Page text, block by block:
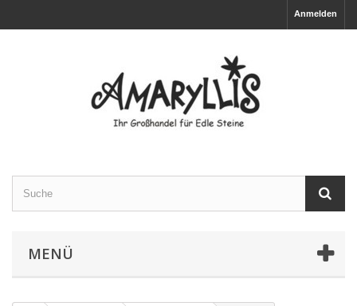
Anmelden
MENÜ